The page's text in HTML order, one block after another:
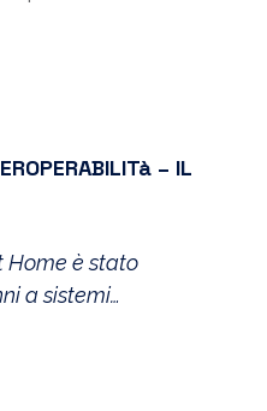
– IL
Home è stato
a sistemi
considerevole e
limitato. La